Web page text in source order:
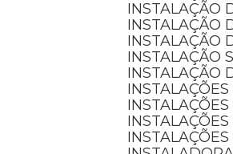
INSTALAÇÃO
INSTALAÇÃO
INSTALAÇÃO
INSTALAÇÃO
INSTALAÇÃO